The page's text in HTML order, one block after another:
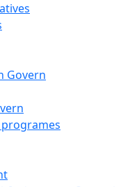
Govern
programes